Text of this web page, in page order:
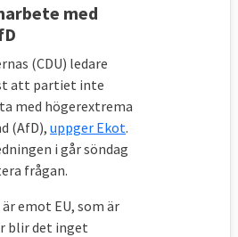
med
(CDU) ledare
att partiet inte
med högerextrema
(AfD), uppger Ekot.
i går söndag
frågan.
emot EU, som är
blir det inget